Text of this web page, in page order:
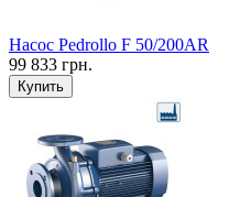
Насос Pedrollo F 50/200AR
99 833 грн.
Купить